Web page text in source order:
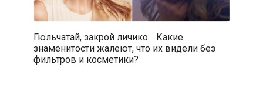
Гюльчатай, закрой личико… Какие
знаменитости жалеют, что их видели без
фильтров и косметики?